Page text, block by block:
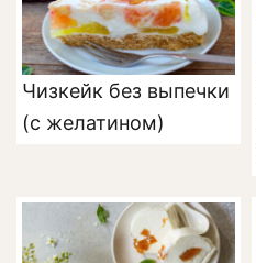
Чизкейк без выпечки
(с желатином)